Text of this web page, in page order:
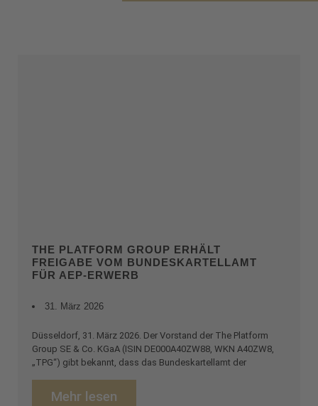
THE PLATFORM GROUP ERHÄLT
FREIGABE VOM BUNDESKARTELLAMT
FÜR AEP-ERWERB
31. März 2026
Düsseldorf, 31. März 2026. Der Vorstand der The Platform
Group SE & Co. KGaA (ISIN DE000A40ZW88, WKN A40ZW8,
„TPG“) gibt bekannt, dass das Bundeskartellamt der
Mehr lesen